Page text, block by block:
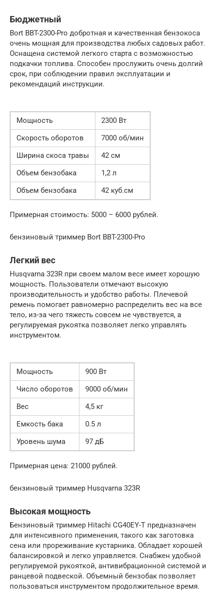
Бюджетный
Bort BBT-2300-Pro добротная и качественная бензокоса
очень мощная для производства любых садовых работ.
Оснащена системой легкого старта с возможностью
подкачки топлива. Способен прослужить очень долгий
срок, при соблюдении правил эксплуатации и
рекомендаций инструкции.
Мощность
2300 Вт
Скорость оборотов
7000 об/мин
Ширина скоса травы
42 см
Объем бензобака
1,2 л
Объем бензобака
42 куб.см
Примерная стоимость: 5000 – 6000 рублей.
бензиновый триммер Bort BBT-2300-Pro
Легкий вес
Husqvarna 323R при своем малом весе имеет хорошую
мощность. Пользователи отмечают высокую
производительность и удобство работы. Плечевой
ремень помогает равномерно распределить вес на все
тело, из-за чего тяжесть совсем не чувствуется, а
регулируемая рукоятка позволяет легко управлять
инструментом.
Мощность
900 Вт
Число оборотов
9000 об/мин
Вес
4,5 кг
Емкость бака
0.5 л
Уровень шума
97 дБ
Примерная цена: 21000 рублей.
бензиновый триммер Husqvarna 323R
Высокая мощность
Бензиновый триммер Hitachi CG40EY-T предназначен
для интенсивного применения, такого как заготовка
сена или прореживание кустарника. Обладает хорошей
балансировкой и легко управляется. Снабжен удобной
регулируемой рукояткой, антивибрационной системой и
ранцевой подвеской. Объемный бензобак позволяет
пользоваться инструментом продолжительное время.